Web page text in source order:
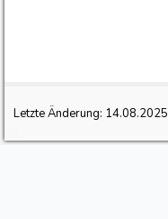
Letzte Änderung: 14.08.2025